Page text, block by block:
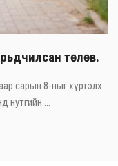
төлөв.
сарын 8-ныг хүртэлх
нутгийн ...